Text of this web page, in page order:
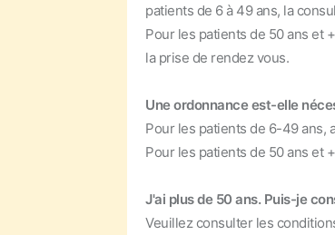
patients de 6 à 49 ans, la
Pour les patients de 50 ans et
la prise de rendez vous.
Une ordonnance est-elle
Pour les patients de 6-49 ans,
Pour les patients de 50 ans et
J'ai plus de 50 ans. Puis-je
Veuillez consulter les